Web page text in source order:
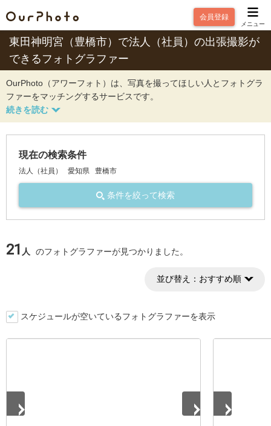
会員登録
メニュー
東田神明宮（豊橋市）で法人（社員）の出張撮影が
できるフォトグラファー
OurPhoto（アワーフォト）は、写真を撮ってほしい人とフォトグラ
ファーをマッチングするサービスです。
現在の検索条件
法人（社員） 愛知県 豊橋市
条件を絞って検索
21 人 のフォトグラファーが見つかりました。
並び替え： おすすめ順
スケジュールが空いているフォトグラファーを表示